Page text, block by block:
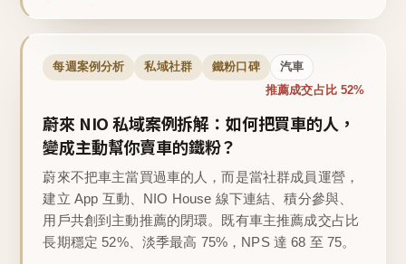
每週案例分析 私域社群 鐵粉口碑 汽車
推薦成交占比 52%
蔚來 NIO 私域案例拆解：如何把買車的人，
變成主動幫你賣車的鐵粉？
蔚來不把車主當買過車的人，而是當社群成員運營，
建立 App 互動、NIO House 線下連結、積分參與、
用戶共創到主動推薦的閉環。既有車主推薦成交占比
長期穩定 52%、淡季最高 75%，NPS 達 68 至 75。